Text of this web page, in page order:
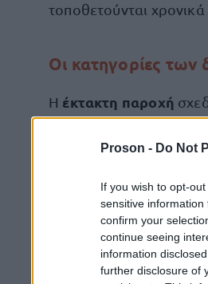
Proson - Do Not
If you wish to opt-
sensitive
confirm your
continue seeing
information
further disclosure of
τοποθετούνται χρονικά
Οι κατηγορίες των
Η έκτακτη παροχή
οικονομικές ανάγκες,
πλήρως από τις
Δικαιούχοι